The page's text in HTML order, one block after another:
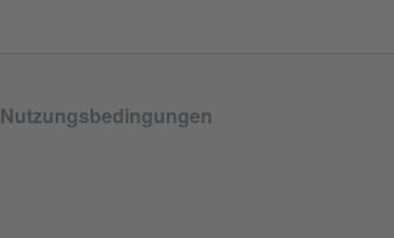
Nutzungsbedingungen